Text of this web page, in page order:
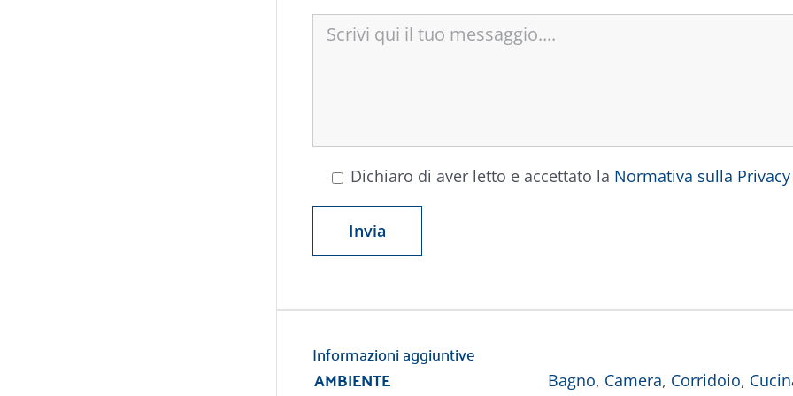
Dichiaro di aver letto e accettato la Normativa sulla Privacy
Informazioni aggiuntive
AMBIENTE
Bagno, Camera, Corridoio,